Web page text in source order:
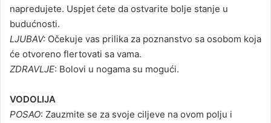
napredujete. Uspjet ćete da ostvarite bolje stanje u
budućnosti.
LJUBAV: Očekuje vas prilika za poznanstvo sa osobom koja
će otvoreno flertovati sa vama.
ZDRAVLJE: Bolovi u nogama su mogući.
VODOLIJA
POSAO: Zauzmite se za svoje ciljeve na ovom polju i